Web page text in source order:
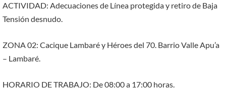
ACTIVIDAD: Adecuaciones de Línea protegida y retiro de Baja
Tensión desnudo.
ZONA 02: Cacique Lambaré y Héroes del 70. Barrio Valle Apu’a
– Lambaré.
HORARIO DE TRABAJO: De 08:00 a 17:00 horas.